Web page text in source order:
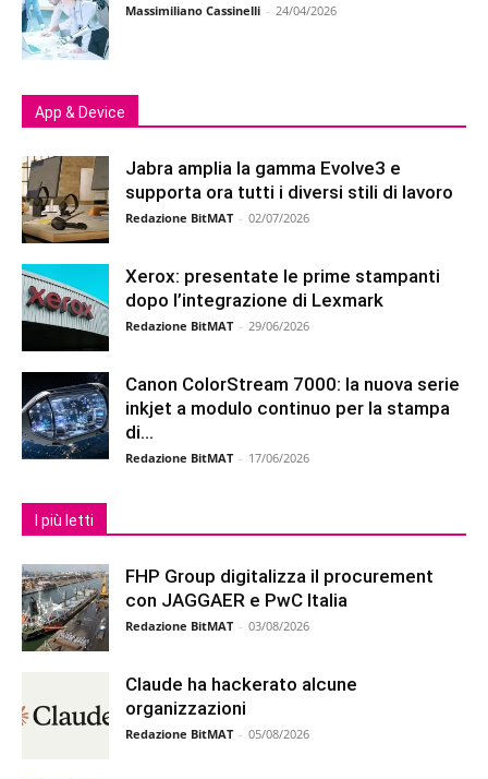
Massimiliano Cassinelli - 24/04/2026
App & Device
Jabra amplia la gamma Evolve3 e
supporta ora tutti i diversi stili di lavoro
Redazione BitMAT - 02/07/2026
Xerox: presentate le prime stampanti
dopo l’integrazione di Lexmark
Redazione BitMAT - 29/06/2026
Canon ColorStream 7000: la nuova serie
inkjet a modulo continuo per la stampa
di...
Redazione BitMAT - 17/06/2026
I più letti
FHP Group digitalizza il procurement
con JAGGAER e PwC Italia
Redazione BitMAT - 03/08/2026
Claude ha hackerato alcune
organizzazioni
Redazione BitMAT - 05/08/2026